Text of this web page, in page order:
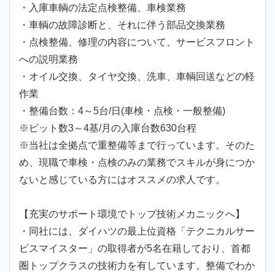
・入庫車輌の法定点検整備、車検業務
・車輌の故障診断と、それに伴う部品交換業務
・点検整備、修理の内容について、サービスフロント
への説明業務
・オイル交換、タイヤ交換、洗車、車輌回送などの軽
作業
・整備台数：4～5台/日(車検・点検・一般整備)
※ピット数3～4基/月の入庫台数630台程
※当社は全拠点で重整備等まで行っています。そのた
め、現職で車検・点検のみの業務でスキルが身につか
ないと感じている方にはオススメの求人です。
【充実のサポート環境でトップ技術メカニックへ】
・同社には、ダイハツの最上位資格「テクニカルサー
ビスマイスター」の取得者が5名在籍しており、首都
圏トップクラスの技術力を有しています。整備でわか